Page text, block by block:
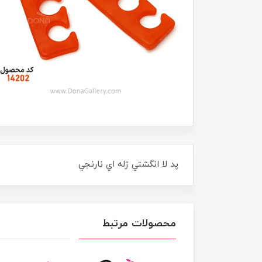
پد لا انگشتي ژله اي نارنجي
محصولات مرتبط